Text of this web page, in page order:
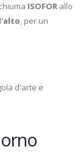
ISOFOR allo
, per un
d'arte e